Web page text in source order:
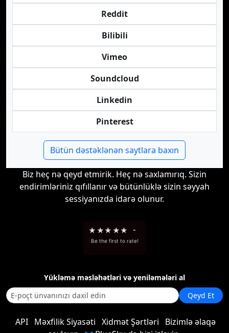
Reddit
Bilibili
Vimeo
Soundcloud
Linkedin
Pinterest
Bütün dəstəklənən saytlara baxın
Biz heç nə qeyd etmirik. Heç nə saxlamırıq. Sizin
endirimləriniz qıfıllanır və bütünlüklə sizin səyyah
sessiyanızda idarə olunur.
★ ★★ ★★ -
Be the first to rate!
Yükləmə məsləhətləri və yeniləmələri al
Qeyd Et
API Məxfilik Siyasəti Xidmət Şərtləri
Bizimlə əlaqə